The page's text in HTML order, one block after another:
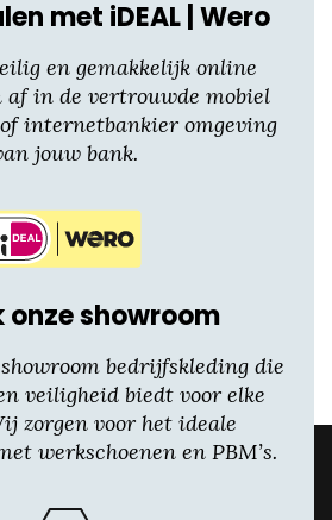
met iDEAL | Wero
en gemakkelijk online
af in de vertrouwde mobiel
internetbankier omgeving
jouw bank.
onze showroom
bedrijfskleding die
veiligheid biedt voor elke
zorgen voor het ideale
werkschoenen en PBM’s.